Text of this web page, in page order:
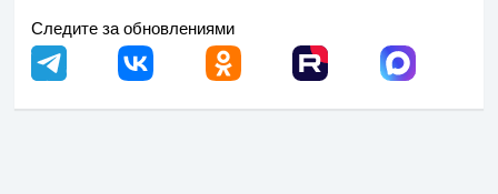
Следите за обновлениями